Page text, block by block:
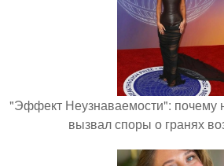
"Эффект Неузнаваемости": почему
вызвал споры о гранях